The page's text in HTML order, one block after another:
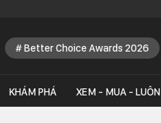
Better Choice Awards 2026
KHÁM PHÁ XEM - MUA - LUÔN